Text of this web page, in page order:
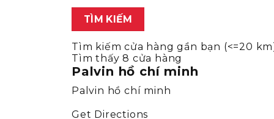
Tìm kiếm cửa hàng gần bạn (<=20
Tìm thấy8 cửa hàng
Palvin hồ chí minh
Palvin hồ chí minh
Get Directions